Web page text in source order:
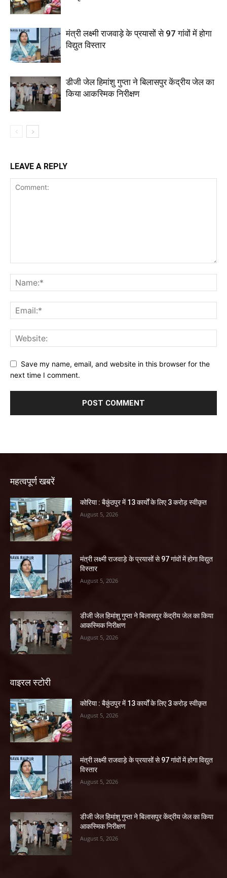
मंत्री लक्ष्मी राजवाड़े के प्रयासों से 97 गांवों में होगा
विद्युत विस्तार
डीजी जेल हिमांशु गुप्ता ने बिलासपुर केंद्रीय जेल का
किया आकस्मिक निरीक्षण
LEAVE A REPLY
Save my name, email, and website in this browser for the
next time I comment.
महत्वपूर्ण खबरें
कोरिया : बैकुंठपुर में 13 कार्यों के लिए 3 करोड़ स्वीकृत
August 5, 2026
मंत्री लक्ष्मी राजवाड़े के प्रयासों से 97 गांवों में होगा विद्युत
विस्तार
August 5, 2026
डीजी जेल हिमांशु गुप्ता ने बिलासपुर केंद्रीय जेल का किया
आकस्मिक निरीक्षण
August 5, 2026
वाइरल स्टोरी
कोरिया : बैकुंठपुर में 13 कार्यों के लिए 3 करोड़ स्वीकृत
August 5, 2026
मंत्री लक्ष्मी राजवाड़े के प्रयासों से 97 गांवों में होगा विद्युत
विस्तार
August 5, 2026
डीजी जेल हिमांशु गुप्ता ने बिलासपुर केंद्रीय जेल का किया
आकस्मिक निरीक्षण
August 5, 2026